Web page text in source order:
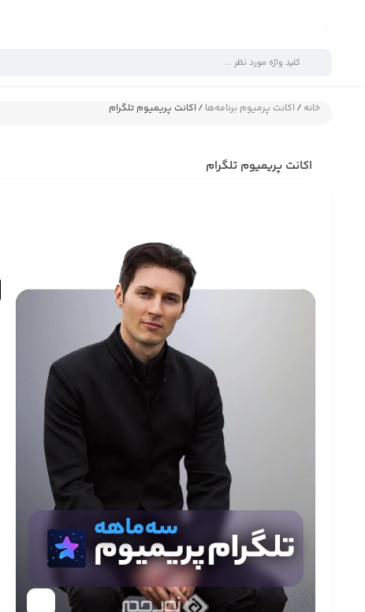
خانه / اکانت پرمیوم برنامه‌ها / اکانت پریمیوم تلگرام
اکانت پریمیوم تلگرام